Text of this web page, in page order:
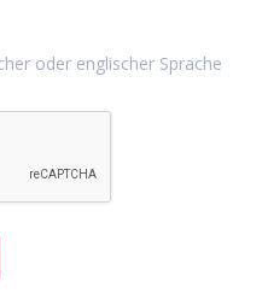
oder englischer Sprache